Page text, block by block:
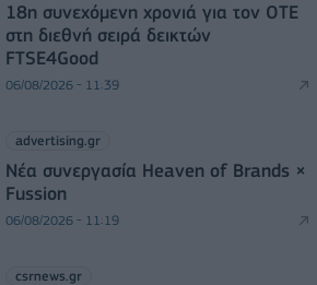
18η συνεχόμενη χρονιά για τον ΟΤΕ
στη διεθνή σειρά δεικτών
FTSE4Good
06/08/2026 - 11:39
advertising.gr
Νέα συνεργασία Heaven of Brands ×
Fussion
06/08/2026 - 11:19
csrnews.gr